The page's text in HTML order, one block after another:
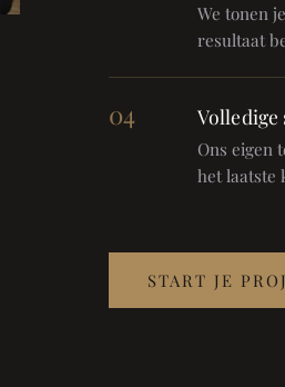
We tonen
resultaat
04 Volledige
Ons eigen
het laatste
START JE